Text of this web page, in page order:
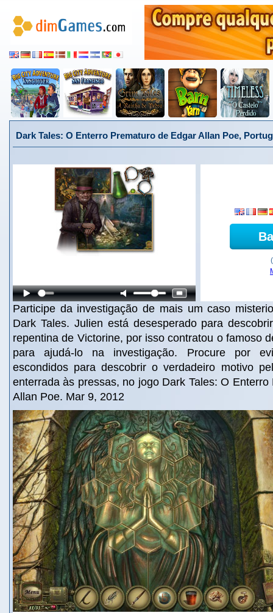
Dark Tales: O Enterro Prematuro de Edgar Allan Poe,
Participe da investigação de mais um caso
Dark Tales. Julien está desesperado para
repentina de Victorine, por isso contratou o famoso
para ajudá-lo na investigação. Procure por
escondidos para descobrir o verdadeiro motivo
enterrada às pressas, no jogo Dark Tales: O
Allan Poe. Mar 9, 2012